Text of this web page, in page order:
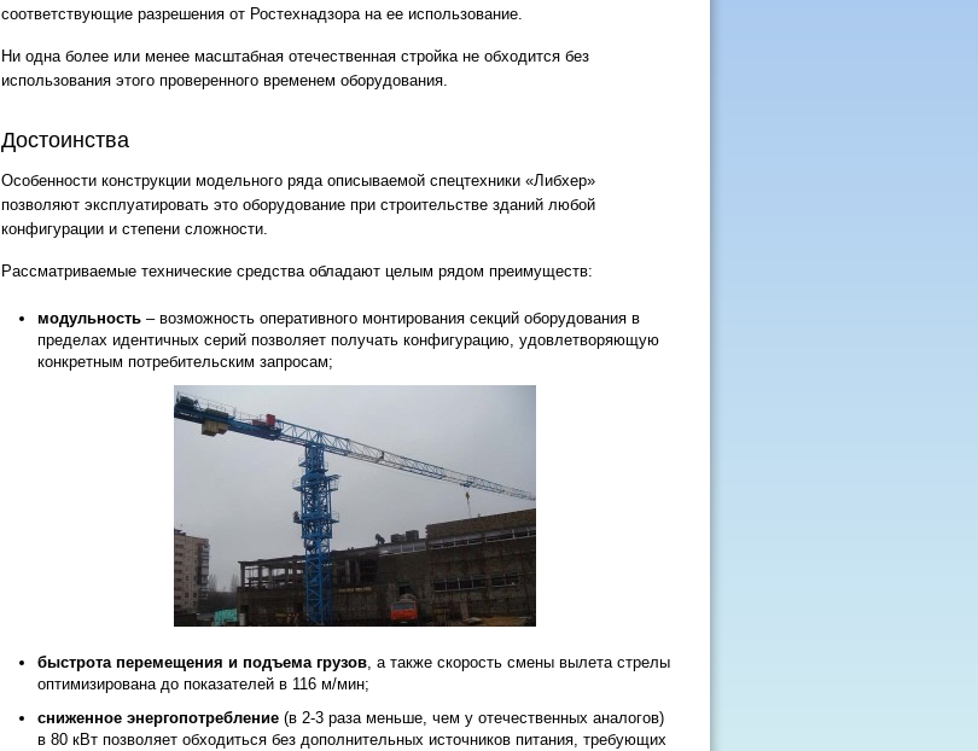
соответствующие разрешения от Ростехнадзора на ее использование.
Ни одна более или менее масштабная отечественная стройка не обходится без
использования этого проверенного временем оборудования.
Достоинства
Особенности конструкции модельного ряда описываемой спецтехники «Либхер»
позволяют эксплуатировать это оборудование при строительстве зданий любой
конфигурации и степени сложности.
Рассматриваемые технические средства обладают целым рядом преимуществ:
модульность – возможность оперативного монтирования секций оборудования в
пределах идентичных серий позволяет получать конфигурацию, удовлетворяющую
конкретным потребительским запросам;
быстрота перемещения и подъема грузов, а также скорость смены вылета стрелы
оптимизирована до показателей в 116 м/мин;
сниженное энергопотребление (в 2-3 раза меньше, чем у отечественных аналогов)
в 80 кВт позволяет обходиться без дополнительных источников питания, требующих